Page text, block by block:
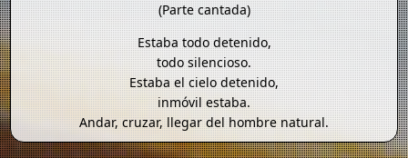
(Parte cantada)
Estaba todo detenido,
todo silencioso.
Estaba el cielo detenido,
inmóvil estaba.
Andar, cruzar, llegar del hombre natural.